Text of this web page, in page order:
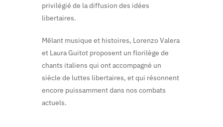
privilégié de la diffusion des idées
libertaires.
Mêlant musique et histoires, Lorenzo Valera
et Laura Guitot proposent un florilège de
chants italiens qui ont accompagné un
siècle de luttes libertaires, et qui résonnent
encore puissamment dans nos combats
actuels.